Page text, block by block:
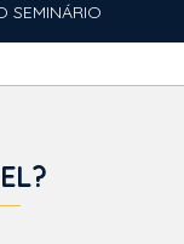
SEMINÁRIO